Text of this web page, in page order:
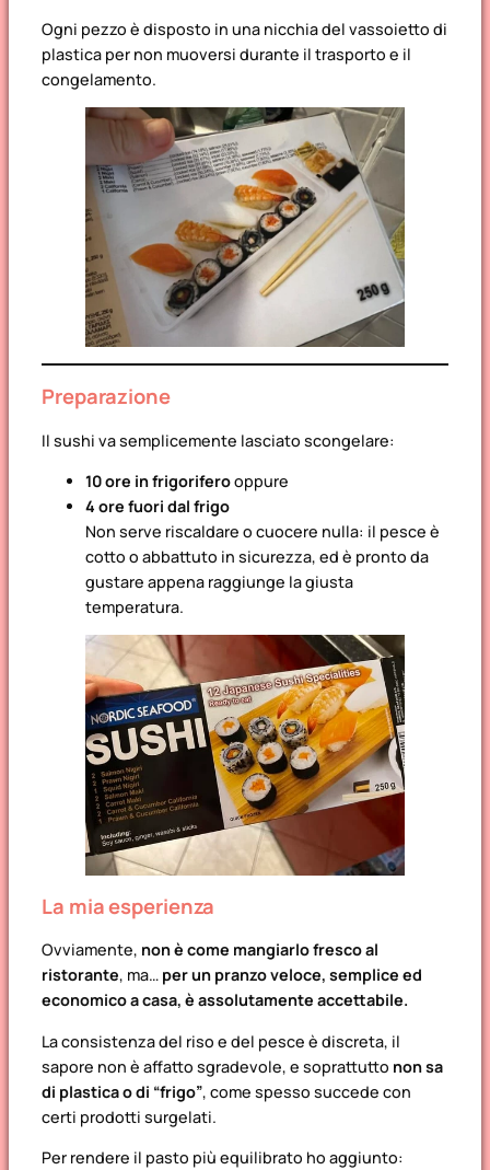
Ogni pezzo è disposto in una nicchia del vassoietto di
plastica per non muoversi durante il trasporto e il
congelamento.
Preparazione
Il sushi va semplicemente lasciato scongelare:
10 ore in frigoriferooppure
4 ore fuori dal frigo
Non serve riscaldare o cuocere nulla: il pesce è
cotto o abbattuto in sicurezza, ed è pronto da
gustare appena raggiunge la giusta
temperatura.
La mia esperienza
Ovviamente, non è come mangiarlo fresco al
ristorante, ma… per un pranzo veloce, semplice ed
economico a casa, è assolutamente accettabile.
La consistenza del riso e del pesce è discreta, il
sapore non è affatto sgradevole, e soprattutto non sa
di plastica o di “frigo”, come spesso succede con
certi prodotti surgelati.
Per rendere il pasto più equilibrato ho aggiunto: